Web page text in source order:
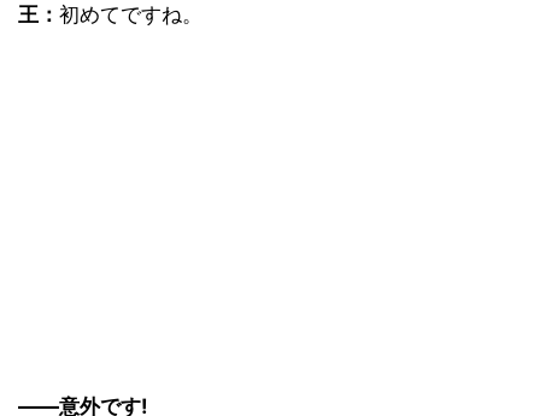
王： 初めてですね。
――意外です!